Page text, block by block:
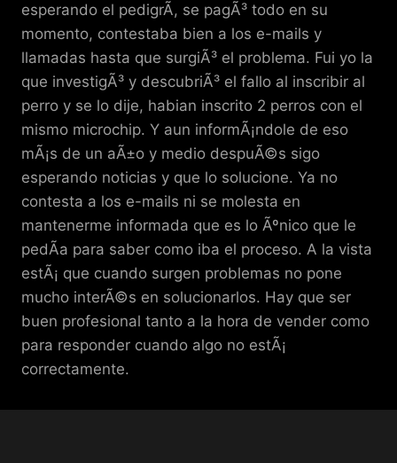
esperando el pedigrÃ­, se pagÃ³ todo en su
momento, contestaba bien a los e-mails y
llamadas hasta que surgiÃ³ el problema. Fui yo la
que investigÃ³ y descubriÃ³ el fallo al inscribir al
perro y se lo dije, habian inscrito 2 perros con el
mismo microchip. Y aun informÃ¡ndole de eso
mÃ¡s de un aÃ±o y medio despuÃ©s sigo
esperando noticias y que lo solucione. Ya no
contesta a los e-mails ni se molesta en
mantenerme informada que es lo Ãºnico que le
pedÃ­a para saber como iba el proceso. A la vista
estÃ¡ que cuando surgen problemas no pone
mucho interÃ©s en solucionarlos. Hay que ser
buen profesional tanto a la hora de vender como
para responder cuando algo no estÃ¡
correctamente.